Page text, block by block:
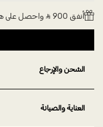
أنفق 900 ⃁ واحصل على هدية مجانية
الشحن والإرجاع
العناية والصيانة